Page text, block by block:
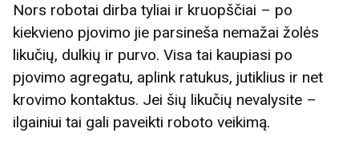
Nors robotai dirba tyliai ir kruopščiai – po
kiekvieno pjovimo jie parsineša nemažai žolės
likučių, dulkių ir purvo. Visa tai kaupiasi po
pjovimo agregatu, aplink ratukus, jutiklius ir net
krovimo kontaktus. Jei šių likučių nevalysite –
ilgainiui tai gali paveikti roboto veikimą.